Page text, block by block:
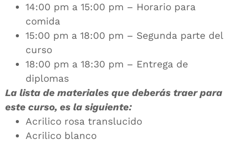
14:00 pm a 15:00 pm – Horario para
comida
15:00 pm a 18:00 pm – Segunda parte del
curso
18:00 pm a 18:30 pm – Entrega de
diplomas
La lista de materiales que deberás traer para
este curso, es la siguiente:
Acrilico rosa translucido
Acrilico blanco